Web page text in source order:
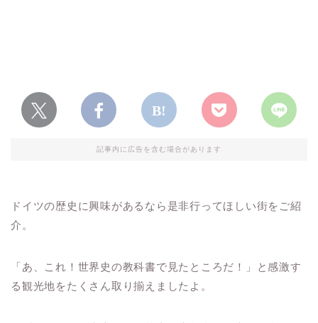
記事内に広告を含む場合があります
ドイツの歴史に興味があるなら是非行ってほしい街をご紹
介。
「あ、これ！世界史の教科書で見たところだ！」と感激す
る観光地をたくさん取り揃えましたよ。